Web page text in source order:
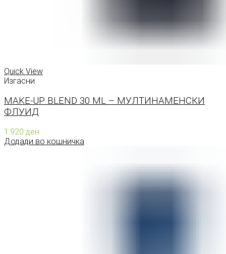
Quick View
Изгасни
MAKE-UP BLEND 30 ML – МУЛТИНАМЕНСКИ
ФЛУИД
1.920 ден
Додади во кошничка